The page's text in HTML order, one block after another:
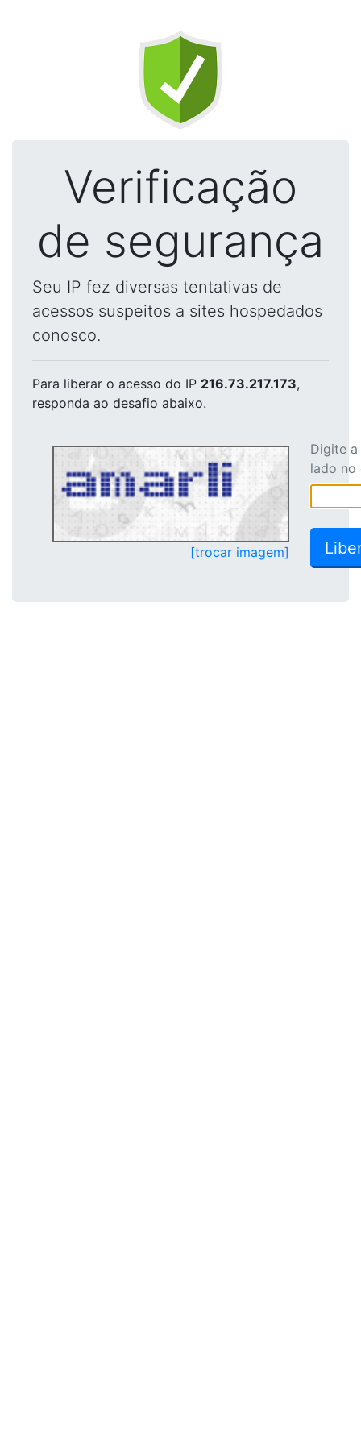
Verificação
de segurança
Seu IP fez diversas tentativas de
acessos suspeitos a sites hospedados
conosco.
Para liberar o acesso do IP 216.73.217.173,
responda ao desafio abaixo.
[trocar imagem]
Digite
lado no